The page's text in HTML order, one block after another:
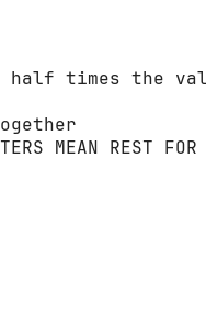
half times the
MEAN REST